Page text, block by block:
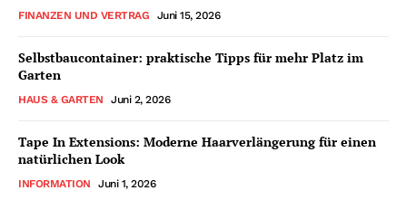
FINANZEN UND VERTRAG Juni 15, 2026
Selbstbaucontainer: praktische Tipps für mehr Platz im
Garten
HAUS & GARTEN Juni 2, 2026
Tape In Extensions: Moderne Haarverlängerung für einen
natürlichen Look
INFORMATION Juni 1, 2026